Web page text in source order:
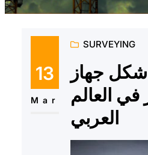
13
Mar
SURVEYING
شكل جهاز
في العالم
العربي